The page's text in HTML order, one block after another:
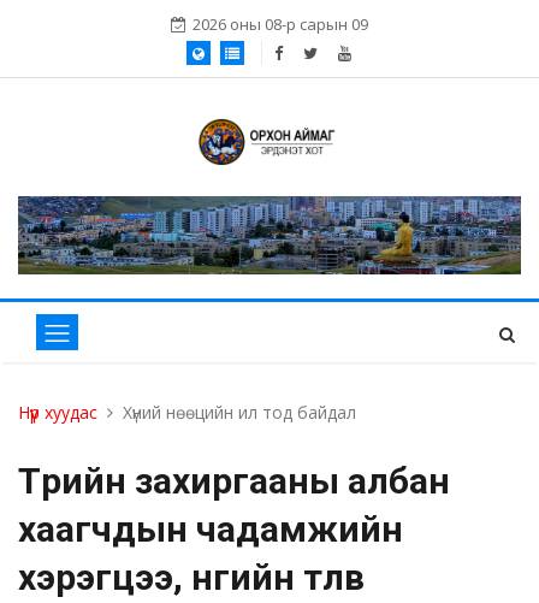
2026 оны 08-р сарын 09
Нүүр хуудас Хүний нөөцийн ил тод байдал
Төрийн захиргааны албан
хаагчдын чадамжийн
хэрэгцээ, өнөөгийн төлөв